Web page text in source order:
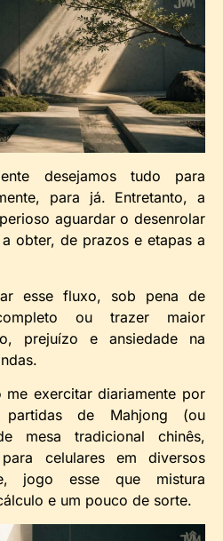
desejamos tudo para
para já. Entretanto, a
aguardar o desenrolar
obter, de prazos e etapas a
esse fluxo, sob pena de
ou trazer maior
prejuízo e ansiedade na
exercitar diariamente por
de Mahjong (ou
mesa tradicional chinês,
celulares em diversos
jogo esse que mistura
e um pouco de sorte.